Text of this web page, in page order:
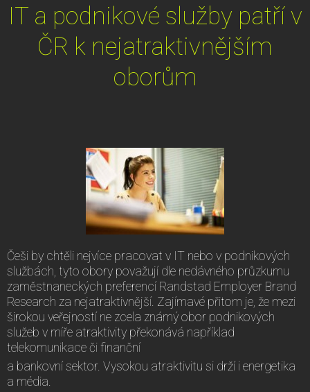
IT a podnikové služby patří v
ČR k nejatraktivnějším
oborům
Češi by chtěli nejvíce pracovat v IT nebo v podnikových
službách, tyto obory považují dle nedávného průzkumu
zaměstnaneckých preferencí Randstad Employer Brand
Research za nejatraktivnější. Zajímavé přitom je, že mezi
širokou veřejností ne zcela známý obor podnikových
služeb v míře atraktivity překonává například
telekomunikace či finanční
a bankovní sektor. Vysokou atraktivitu si drží i energetika
a média.